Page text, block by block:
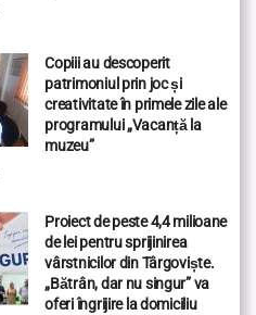
Copiii au descoperit
patrimoniul prin joc și
creativitate în primele zile ale
programului „Vacanță la
muzeu”
Proiect de peste 4,4 milioane
de lei pentru sprijinirea
vârstnicilor din Târgoviște.
„Bătrân, dar nu singur” va
oferi îngrijire la domiciliu